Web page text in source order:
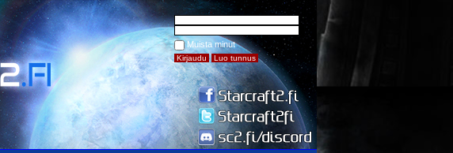
Muista minut